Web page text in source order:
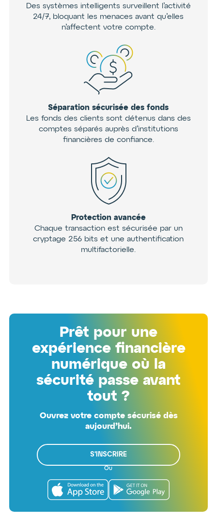
Des systèmes intelligents surveillent l’activité
24/7, bloquant les menaces avant qu’elles
n’affectent votre compte.
Séparation sécurisée des fonds
Les fonds des clients sont détenus dans des
comptes séparés auprès d’institutions
financières de confiance.
Protection avancée
Chaque transaction est sécurisée par un
cryptage 256 bits et une authentification
multifactorielle.
Prêt pour une
expérience financière
numérique où la
sécurité passe avant
tout ?
Ouvrez votre compte sécurisé dès
aujourd’hui.
S'INSCRIRE
Ou